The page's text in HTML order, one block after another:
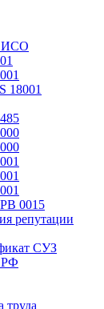
ИСО
18001
0015
репутации
СУЗ
труда